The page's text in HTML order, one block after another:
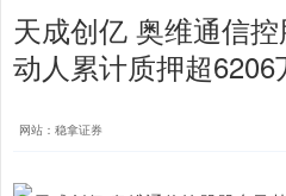
天成创亿 奥维通信
动人累计质押超6206
网站：稳拿证券